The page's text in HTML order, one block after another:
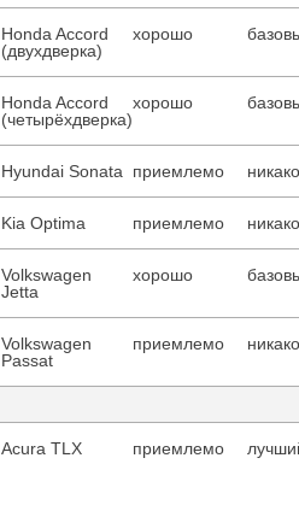
Honda Accord
(двухдверка)
хорошо
Honda Accord
(четырёхдверка)
хорошо
Hyundai Sonata приемлемо
Kia Optima приемлемо
Volkswagen
Jetta
хорошо
Volkswagen
Passat
приемлемо
Acura TLX приемлемо